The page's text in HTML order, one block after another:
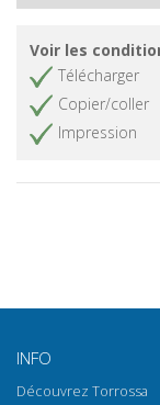
Voir les
Télécharger
Copier/coller
Impression
INFO
Découvrez Torrossa